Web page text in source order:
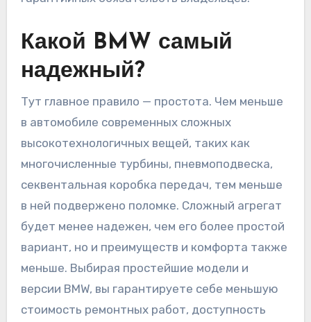
Какой BMW самый
надежный?
Тут главное правило — простота. Чем меньше
в автомобиле современных сложных
высокотехнологичных вещей, таких как
многочисленные турбины, пневмоподвеска,
секвентальная коробка передач, тем меньше
в ней подвержено поломке. Сложный агрегат
будет менее надежен, чем его более простой
вариант, но и преимуществ и комфорта также
меньше. Выбирая простейшие модели и
версии BMW, вы гарантируете себе меньшую
стоимость ремонтных работ, доступность